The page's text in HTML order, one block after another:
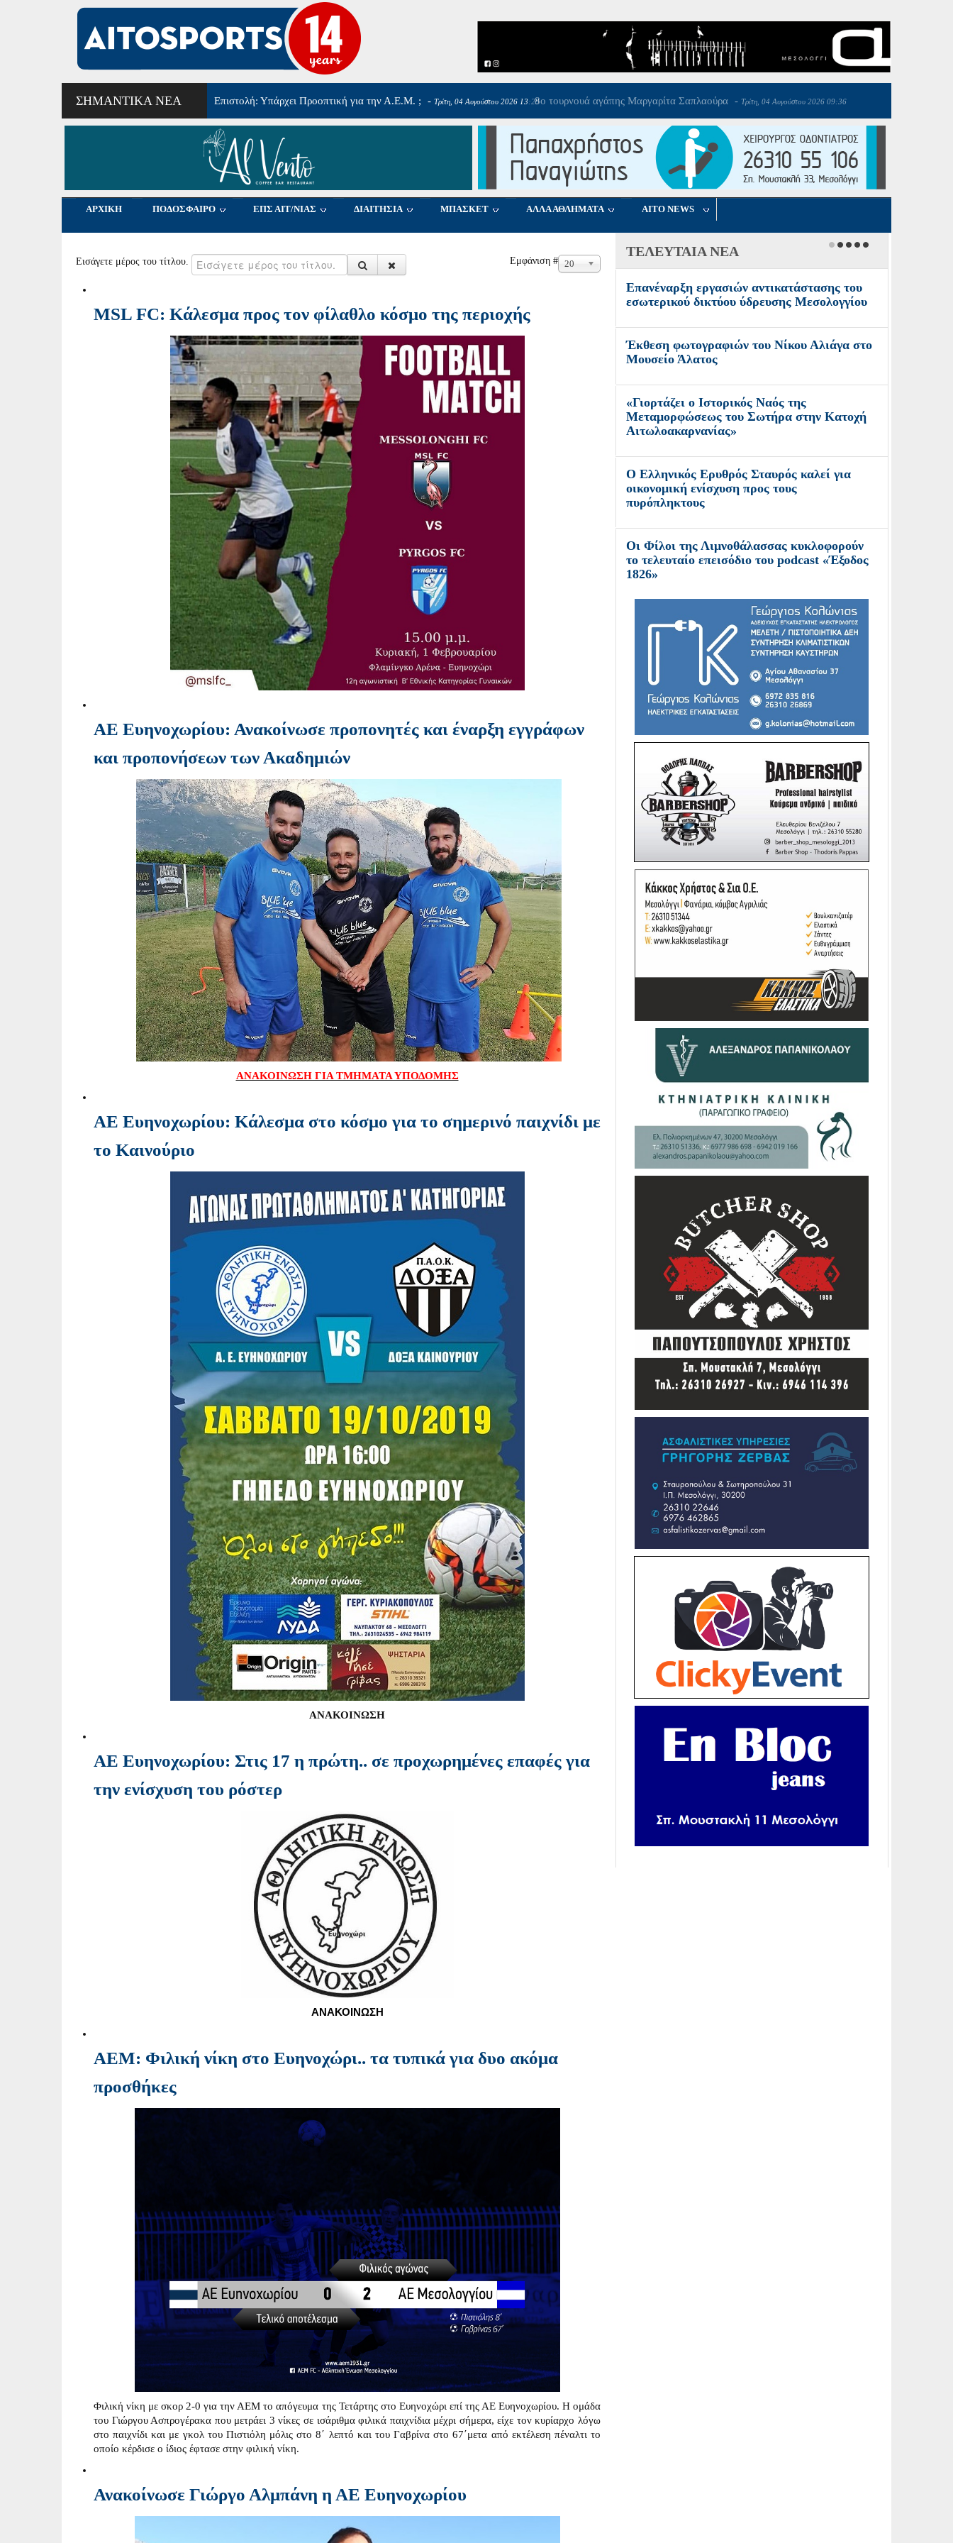
ΣΗΜΑΝΤΙΚΆ ΝΈΑ 8ο τουρνουά αγάπης Μαργαρίτα Σαπλαούρα - Τρίτη, 04 Αυγούστου 2026 09:36
ΑΡΧΙΚΗ ΠΟΔΟΣΦΑΙΡΟ ΕΠΣ ΑΙΤ/ΝΙΑΣ ΔΙΑΙΤΗΣΙΑ ΜΠΑΣΚΕΤ ΑΛΛΑ ΑΘΛΗΜΑΤΑ AITO NEWS
Εισάγετε μέρος του τίτλου. Εμφάνιση # 20
MSL FC: Κάλεσμα προς τον φίλαθλο κόσμο της περιοχής
ΑΕ Ευηνοχωρίου: Ανακοίνωσε προπονητές και έναρξη εγγράφων
και προπονήσεων των Ακαδημιών
ΑΝΑΚΟΙΝΩΣΗ ΓΙΑ ΤΜΗΜΑΤΑ ΥΠΟΔΟΜΗΣ
ΑΕ Ευηνοχωρίου: Κάλεσμα στο κόσμο για το σημερινό παιχνίδι με
το Καινούριο
ΑΝΑΚΟΙΝΩΣΗ
ΑΕ Ευηνοχωρίου: Στις 17 η πρώτη.. σε προχωρημένες επαφές για
την ενίσχυση του ρόστερ
ΑΝΑΚΟΙΝΩΣΗ
ΑΕΜ: Φιλική νίκη στο Ευηνοχώρι.. τα τυπικά για δυο ακόμα
προσθήκες
Φιλική νίκη με σκορ 2-0 για την ΑΕΜ το απόγευμα της Τετάρτης στο Ευηνοχώρι επί της ΑΕ Ευηνοχωρίου. Η ομάδα
του Γιώργου Ασπρογέρακα που μετράει 3 νίκες σε ισάριθμα φιλικά παιχνίδια μέχρι σήμερα, είχε τον κυρίαρχο λόγω
στο παιχνίδι και με γκολ του Πιστιόλη μόλις στο 8΄ λεπτό και του Γαβρίνα στο 67΄μετα από εκτέλεση πέναλτι το
οποίο κέρδισε ο ίδιος έφτασε στην φιλική νίκη.
Ανακοίνωσε Γιώργο Αλμπάνη η ΑΕ Ευηνοχωρίου
ΤΕΛΕΥΤΑΙΑ ΝΕΑ
Επανέναρξη εργασιών αντικατάστασης του
εσωτερικού δικτύου ύδρευσης Μεσολογγίου
Έκθεση φωτογραφιών του Νίκου Αλιάγα στο
Μουσείο Άλατος
«Γιορτάζει ο Ιστορικός Ναός της
Μεταμορφώσεως του Σωτήρα στην Κατοχή
Αιτωλοακαρνανίας»
O Ελληνικός Ερυθρός Σταυρός καλεί για
οικονομική ενίσχυση προς τους
πυρόπληκτους
Οι Φίλοι της Λιμνοθάλασσας κυκλοφορούν
το τελευταίο επεισόδιο του podcast «Έξοδος
1826»